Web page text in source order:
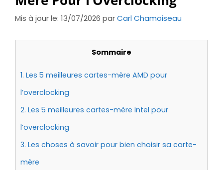
Mis à jour le: 13/07/2026 parCarl Chamoiseau
Sommaire
1. Les 5 meilleures cartes-mère AMD pour
l’overclocking
2. Les 5 meilleures cartes-mère Intel pour
l’overclocking
3. Les choses à savoir pour bien choisir sa carte-
mère